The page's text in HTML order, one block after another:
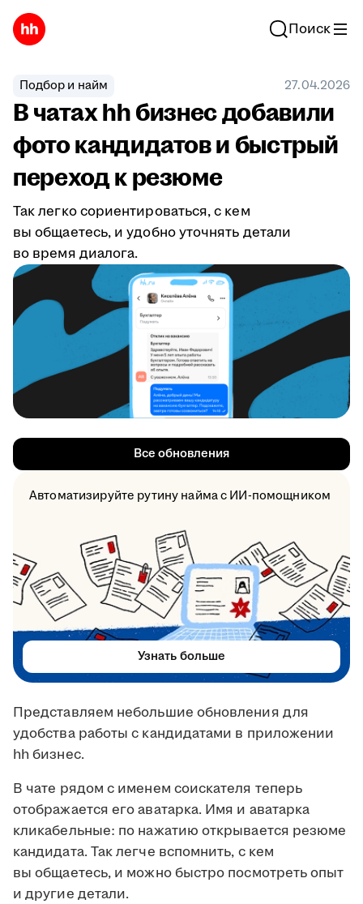
Поиск
Подбор и найм 27.04.2026
В чатах hh бизнес добавили
фото кандидатов и быстрый
переход к резюме
Так легко сориентироваться, с кем
вы общаетесь, и удобно уточнять детали
во время диалога.
Представляем небольшие обновления для
удобства работы с кандидатами в приложении
hh бизнес.
В чате рядом с именем соискателя теперь
отображается его аватарка. Имя и аватарка
кликабельные: по нажатию открывается резюме
кандидата. Так легче вспомнить, с кем
вы общаетесь, и можно быстро посмотреть опыт
и другие детали.
Все обновления
Автоматизируйте рутину найма с ИИ-помощником
Узнать больше